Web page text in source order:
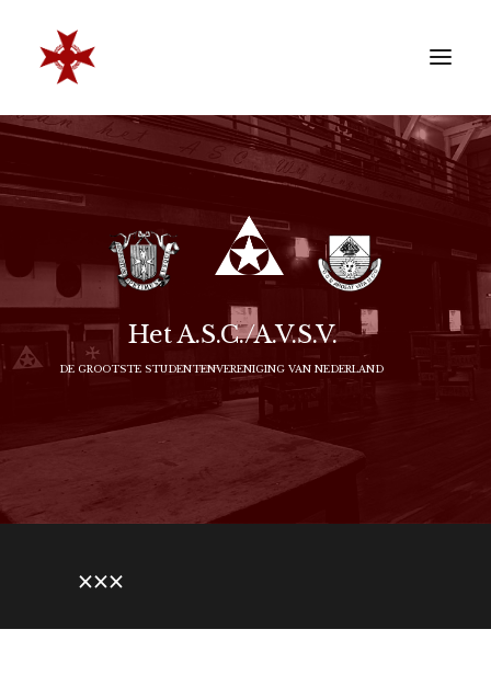
SOCIËTEIT
REÜNISTEN
ONTWIKKELING
CONTACT
ZAKELIJK
Het A.S.C./A.V.S.V.
DE GROOTSTE STUDENTENVERENIGING VAN NEDERLAND
×××